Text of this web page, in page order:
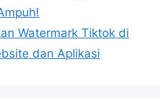
Watermark Tiktok di
dan Aplikasi